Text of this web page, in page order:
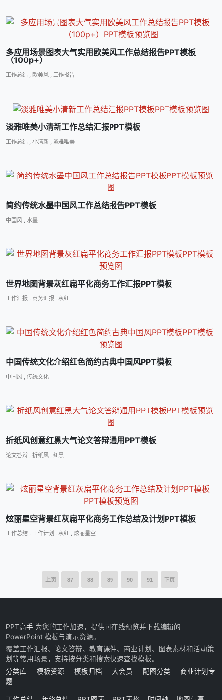
多应用场景图表大气实用欧美风工作总结报告PPT模板
（100p+）
工作总结 欧美风 工作报告
淡雅唯美小清新工作总结汇报PPT模板
工作总结 , 小清新 , 淡雅唯美
简约传统水墨中国风工作总结报告PPT模板
中国风 , 水墨
世界地图背景灰红扁平化商务工作汇报PPT模板
工作汇报 , 商务汇报 , 灰红
中国传统文化介绍红色简约古典中国风PPT模板
中国风 , 传统文化
折纸风创意红黑大气论文答辩通用PPT模板
论文答辩 , 折纸风 , 红黑
炫丽星空背景红灰扁平化商务工作总结及计划PPT模板
工作总结 , 工作计划 , 灰红 , 炫丽星空
上页 87 88 89 90 91 下页
PPT高手 为您的工作加速，提供可在线预览并下载编辑的
PowerPoint 模板与演示资源。
覆盖工作汇报、论文答辩、教育课件、商业计划、图表素材和活动策
划等常用场景，支持按分类和搜索快速查找模板。
分类库
模板资源 模板归档 大会员 配图分类
商业计划专
题